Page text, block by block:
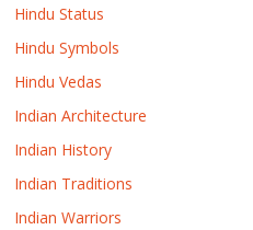
Hindu Status
Hindu Symbols
Hindu Vedas
Indian Architecture
Indian History
Indian Traditions
Indian Warriors